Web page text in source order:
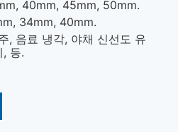
40mm, 45mm, 50mm.
34mm, 40mm.
, 음료 냉각, 야채 신선도 유
, 등.